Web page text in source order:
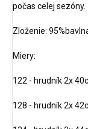
počas celej sezóny.
Zloženie:
Miery:
122 - hrudník 2x
128 - hrudník 2x